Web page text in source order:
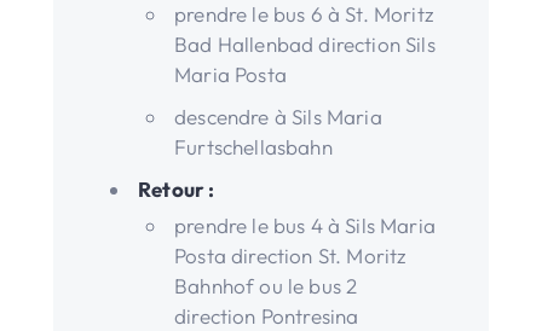
prendre le bus 6 à St. Moritz
Bad Hallenbad direction Sils
Maria Posta
descendre à Sils Maria
Furtschellasbahn
Retour :
prendre le bus 4 à Sils Maria
Posta direction St. Moritz
Bahnhof ou le bus 2
direction Pontresina